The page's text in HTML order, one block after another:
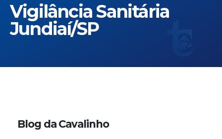
Vigilância Sanitária
Jundiaí/SP
Blog da Cavalinho